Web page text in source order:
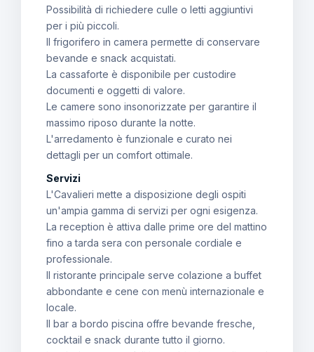
Possibilità di richiedere culle o letti aggiuntivi
per i più piccoli.
Il frigorifero in camera permette di conservare
bevande e snack acquistati.
La cassaforte è disponibile per custodire
documenti e oggetti di valore.
Le camere sono insonorizzate per garantire il
massimo riposo durante la notte.
L'arredamento è funzionale e curato nei
dettagli per un comfort ottimale.
Servizi
L'Cavalieri mette a disposizione degli ospiti
un'ampia gamma di servizi per ogni esigenza.
La reception è attiva dalle prime ore del mattino
fino a tarda sera con personale cordiale e
professionale.
Il ristorante principale serve colazione a buffet
abbondante e cene con menù internazionale e
locale.
Il bar a bordo piscina offre bevande fresche,
cocktail e snack durante tutto il giorno.